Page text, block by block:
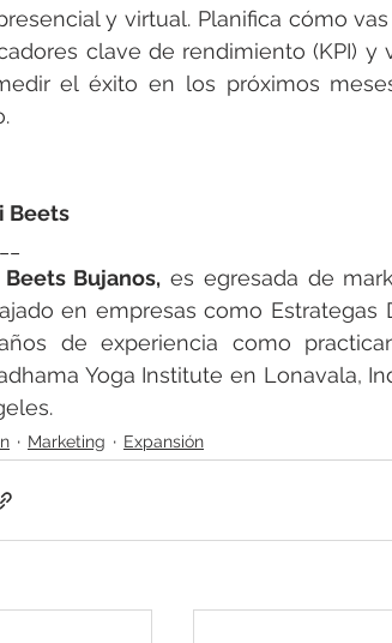
y virtual. Planifica cómo
clave de rendimiento (KPI)
el éxito en los próximos
Beets
Bujanos, es egresada de
en empresas como Estrategas
de experiencia como
Yoga Institute en Lonavala,
Marketing Expansión